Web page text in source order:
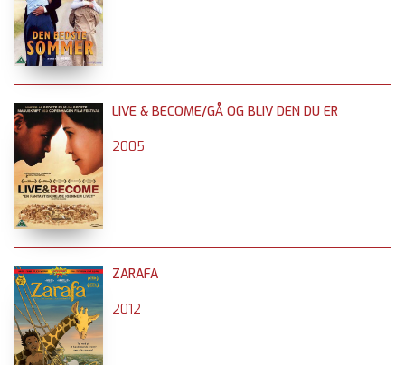
LIVE & BECOME/GÅ OG BLIV DEN DU ER
2005
ZARAFA
2012